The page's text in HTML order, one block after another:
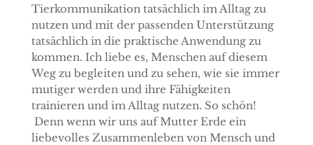
Tierkommunikation tatsächlich im Alltag zu
nutzen und mit der passenden Unterstützung
tatsächlich in die praktische Anwendung zu
kommen. Ich liebe es, Menschen auf diesem
Weg zu begleiten und zu sehen, wie sie immer
mutiger werden und ihre Fähigkeiten
trainieren und im Alltag nutzen. So schön!
Denn wenn wir uns auf Mutter Erde ein
liebevolles Zusammenleben von Mensch und